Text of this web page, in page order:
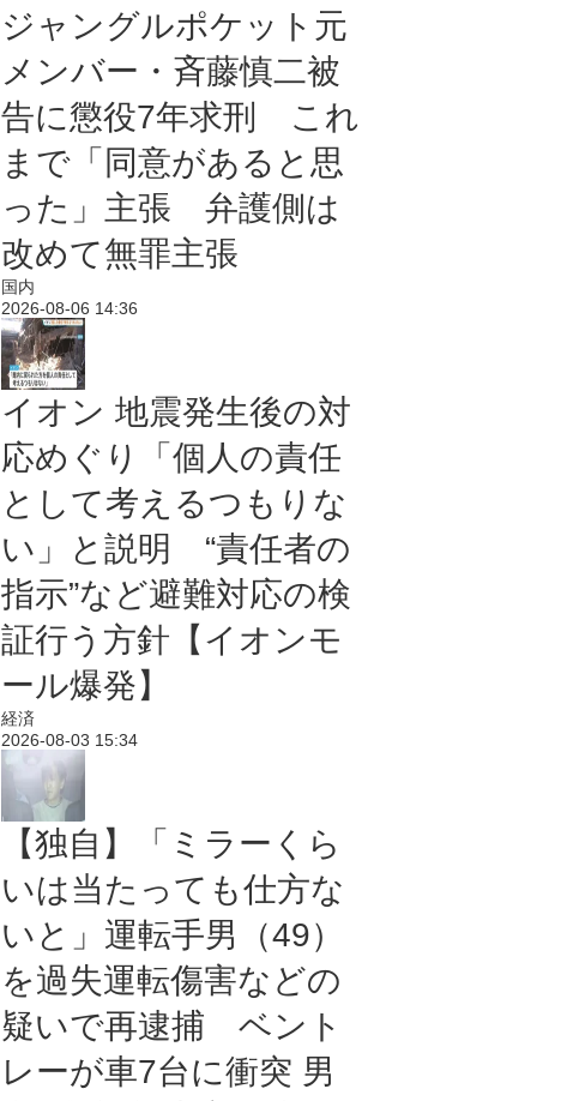
ジャングルポケット元
メンバー・斉藤慎二被
告に懲役7年求刑 これ
まで「同意があると思
った」主張 弁護側は
改めて無罪主張
国内
2026-08-06 14:36
イオン 地震発生後の対
応めぐり「個人の責任
として考えるつもりな
い」と説明 “責任者の
指示”など避難対応の検
証行う方針【イオンモ
ール爆発】
経済
2026-08-03 15:34
【独自】「ミラーくら
いは当たっても仕方な
いと」運転手男（49）
を過失運転傷害などの
疑いで再逮捕 ベント
レーが車7台に衝突 男